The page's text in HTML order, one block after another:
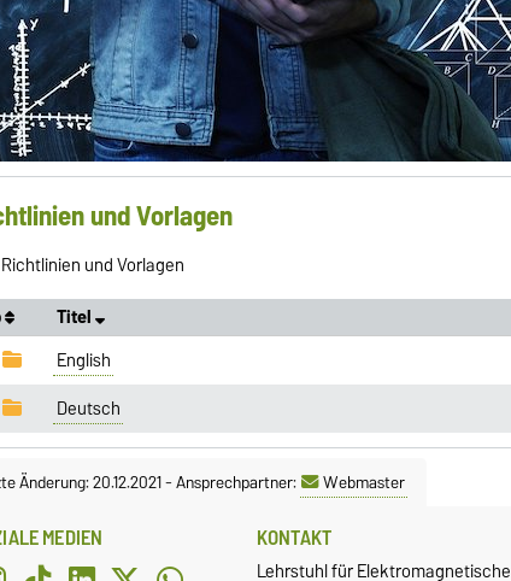
und Vorlagen
und Vorlagen
Titel
English
Deutsch
Änderung: 20.12.2021-Ansprechpartner: Webmaster
MEDIEN KONTAKT
Lehrstuhl für Elektromagnetische